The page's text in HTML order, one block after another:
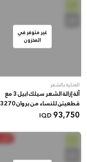
غير متوفر في
المخزون
العناية بالشعر
آلة إزالة الشعر سيلك ابيل 3 مع
قطعيتن للنساء من بروان SE-3270
93,750
IQD